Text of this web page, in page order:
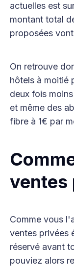
actuelles est
montant total
proposées
On retrouve
hôtels à moitié
deux fois
et même des
fibre à 1€ par
ventes
Comme vous
ventes privées
réservé avant
pouviez alors